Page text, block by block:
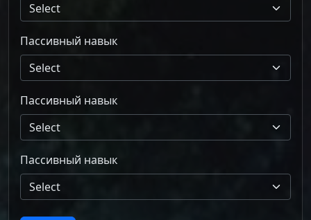
Select
Пассивный навык
Select
Пассивный навык
Select
Пассивный навык
Select